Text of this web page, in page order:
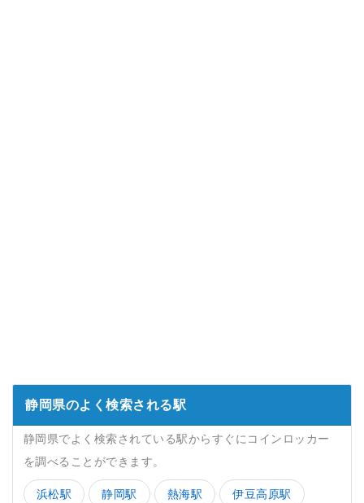
静岡県のよく検索される駅
静岡県でよく検索されている駅からすぐにコインロッカー
を調べることができます。
浜松駅 静岡駅 熱海駅 伊豆高原駅